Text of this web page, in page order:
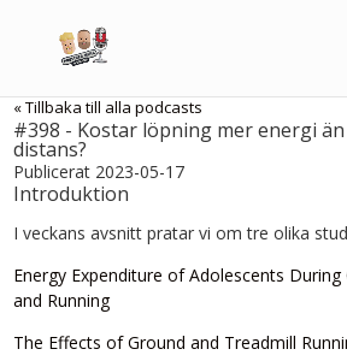
« Tillbaka till alla podcasts
#398 - Kostar löpning mer energi
distans?
Publicerat 2023-05-17
Introduktion
I veckans avsnitt pratar vi om tre olika
Energy Expenditure of Adolescents
and Running
The Effects of Ground and Treadmill